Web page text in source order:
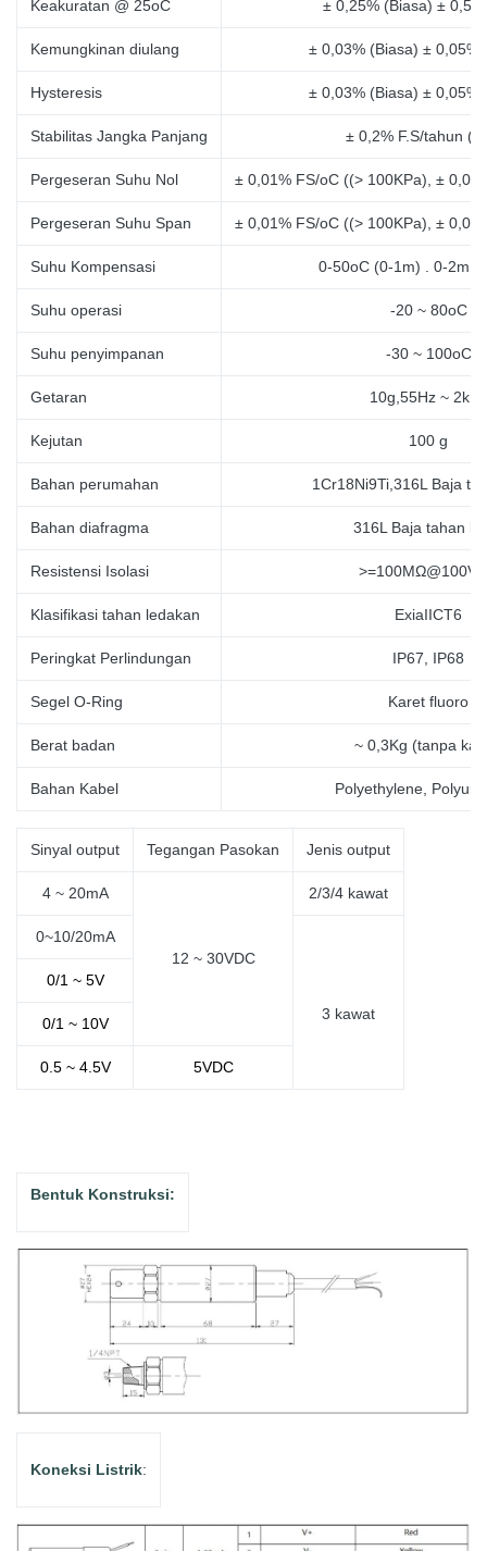
Keakuratan @ 25oC ± 0,25% (Biasa) ±
Kemungkinan diulang ± 0,03% (Biasa) ±
Hysteresis ± 0,03% (Biasa) ±
Stabilitas Jangka Panjang ± 0,2% F.S/tahun
Pergeseran Suhu Nol ± 0,01% FS/oC ((> 100KPa), ±
Pergeseran Suhu Span ± 0,01% FS/oC ((> 100KPa), ±
Suhu Kompensasi 0-50oC (0-1m) . 0-2m
Suhu operasi -20 ~ 80oC
Suhu penyimpanan -30 ~ 100oC
Getaran 10g,55Hz ~ 2kHz
Kejutan 100 g
Bahan perumahan 1Cr18Ni9Ti,316L Baja
Bahan diafragma 316L Baja tahan
Resistensi Isolasi
Klasifikasi tahan ledakan ExiaIICT6
Peringkat Perlindungan IP67, IP68
Segel O-Ring Karet fluoro
Berat badan ~ 0,3Kg (tanpa
Bahan Kabel Polyethylene,
Sinyal output Tegangan Pasokan Jenis output
4 ~ 20mA
12 ~ 30VDC
2/3/4 kawat
0~10/20mA
3 kawat
0/1 ~ 5V
0/1 ~ 10V
0.5 ~ 4.5V 5VDC
Bentuk Konstruksi:
Koneksi Listrik: